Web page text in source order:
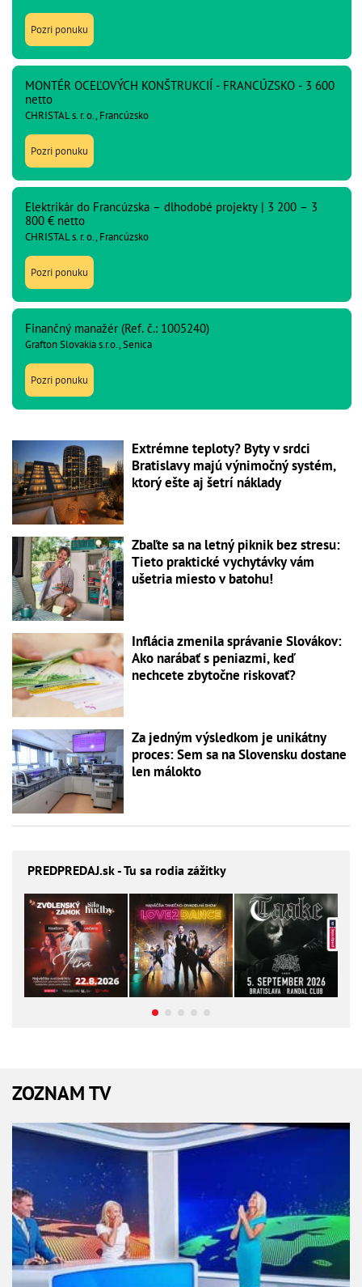
Pozri ponuku
MONTÉR OCEĽOVÝCH KONŠTRUKCIÍ - FRANCÚZSKO - 3 600
netto
CHRISTAL s. r. o., Francúzsko
Pozri ponuku
Elektrikár do Francúzska – dlhodobé projekty | 3 200 – 3
800 € netto
CHRISTAL s. r. o., Francúzsko
Pozri ponuku
Finančný manažér (Ref. č.: 1005240)
Grafton Slovakia s.r.o., Senica
Pozri ponuku
Extrémne teploty? Byty v srdci
Bratislavy majú výnimočný systém,
ktorý ešte aj šetrí náklady
Zbaľte sa na letný piknik bez stresu:
Tieto praktické vychytávky vám
ušetria miesto v batohu!
Inflácia zmenila správanie Slovákov:
Ako narábať s peniazmi, keď
nechcete zbytočne riskovať?
Za jedným výsledkom je unikátny
proces: Sem sa na Slovensku dostane
len málokto
PREDPREDAJ.sk - Tu sa rodia zážitky
ZOZNAM TV